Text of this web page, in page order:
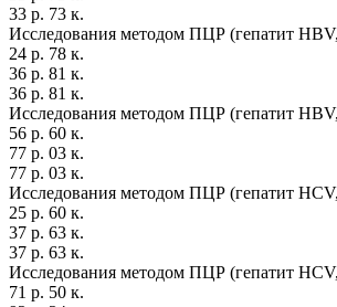
33 р. 73 к.
Исследования методом ПЦР (гепатит
24 р. 78 к.
36 р. 81 к.
36 р. 81 к.
Исследования методом ПЦР (гепатит
56 р. 60 к.
77 р. 03 к.
77 р. 03 к.
Исследования методом ПЦР (гепатит
25 р. 60 к.
37 р. 63 к.
37 р. 63 к.
Исследования методом ПЦР (гепатит
71 р. 50 к.